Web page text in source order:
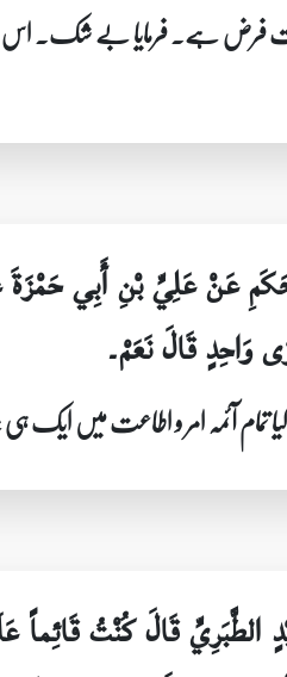
فرض ہے۔ فرمایا بے شک۔ اس
عَنْ عَلِيِّ بْنِ أَبِي حَمْزَةَ
وَاحِدٍ قَالَ نَعَمْ۔
آئمہ امر و اطاعت میں ایک ہی
قَالَ كُنْتُ قَائِماً